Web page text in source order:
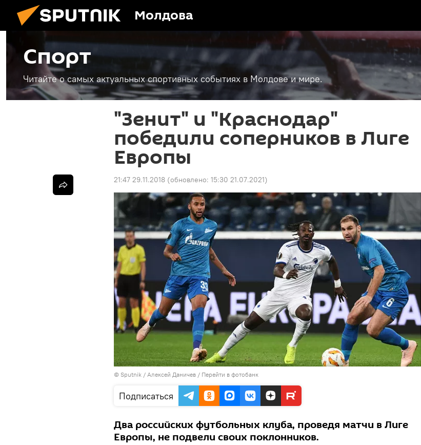
Молдова
Спорт
Читайте о самых актуальных спортивных событиях в Молдове и мире.
"Зенит" и "Краснодар"
победили соперников в Лиге
Европы
21:47 29.11.2018 (обновлено: 15:30 21.07.2021)
© Sputnik / Алексей Даничев / Перейти в фотобанк
Подписаться
Два российских футбольных клуба, проведя матчи в Лиге
Европы, не подвели своих поклонников.